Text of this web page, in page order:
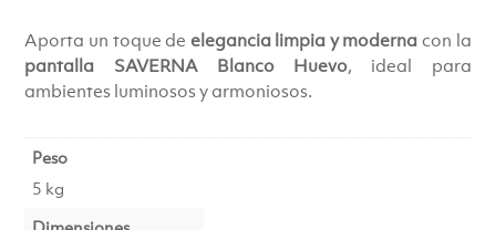
Aporta un toque de elegancia limpia y moderna con la
pantalla SAVERNA Blanco Huevo, ideal para
ambientes luminosos y armoniosos.
Peso
5 kg